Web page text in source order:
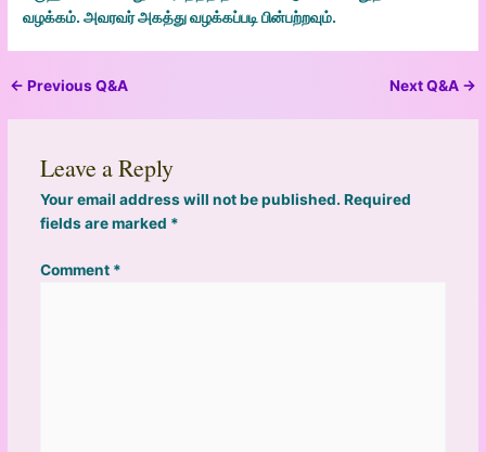
வழக்கம். அவரவர் அகத்து வழக்கப்படி பின்பற்றவும்.
← Previous Q&A Next Q&A →
Leave a Reply
Your email address will not be published. Required
fields are marked *
Comment *